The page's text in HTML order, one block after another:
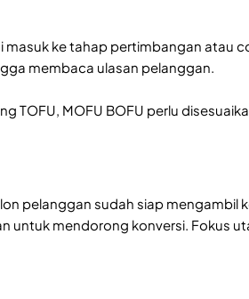
masuk ke tahap pertimbangan atau
membaca ulasan pelanggan.
TOFU, MOFU BOFU perlu
pelanggan sudah siap
untuk mendorong konversi. Fokus